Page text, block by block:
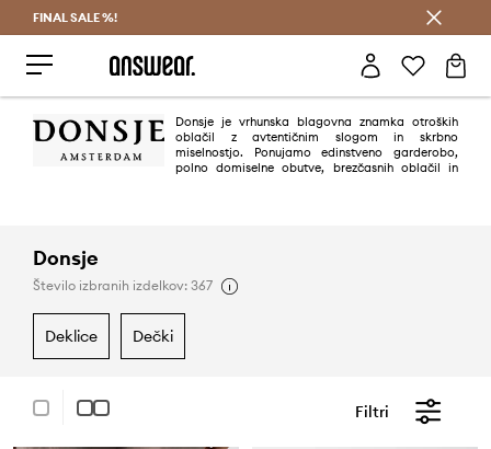
FINAL SALE %!
Donsje je vrhunska blagovna znamka otroških
oblačil z avtentičnim slogom in skrbno
miselnostjo. Ponujamo edinstveno garderobo,
polno domiselne obutve, brezčasnih oblačil in
Donsje
Število izbranih izdelkov: 367
deklice dečki
Filtri